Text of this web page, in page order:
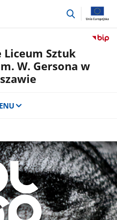
przejdź
Liceum Sztuk
W. Gersona w